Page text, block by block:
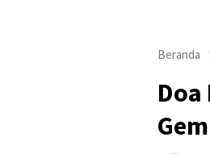
Beranda